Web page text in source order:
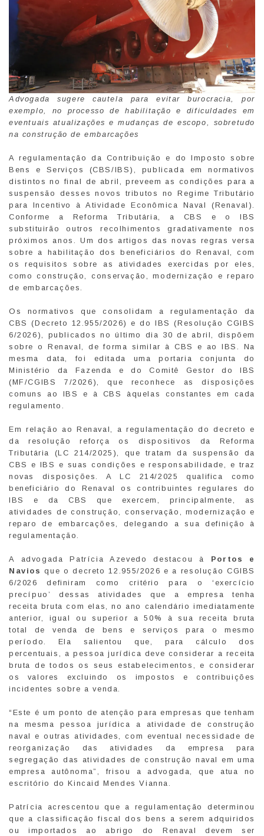
Advogada sugere cautela para evitar burocracia, por
exemplo, no processo de habilitação e dificuldades em
eventuais atualizações e mudanças de escopo, sobretudo
na construção de embarcações
A regulamentação da Contribuição e do Imposto sobre
Bens e Serviços (CBS/IBS), publicada em normativos
distintos no final de abril, preveem as condições para a
suspensão desses novos tributos no Regime Tributário
para Incentivo à Atividade Econômica Naval (Renaval).
Conforme a Reforma Tributária, a CBS e o IBS
substituirão outros recolhimentos gradativamente nos
próximos anos. Um dos artigos das novas regras versa
sobre a habilitação dos beneficiários do Renaval, com
os requisitos sobre as atividades exercidas por eles,
como construção, conservação, modernização e reparo
de embarcações.
Os normativos que consolidam a regulamentação da
CBS (Decreto 12.955/2026) e do IBS (Resolução CGIBS
6/2026), publicados no último dia 30 de abril, dispõem
sobre o Renaval, de forma similar à CBS e ao IBS. Na
mesma data, foi editada uma portaria conjunta do
Ministério da Fazenda e do Comitê Gestor do IBS
(MF/CGIBS 7/2026), que reconhece as disposições
comuns ao IBS e à CBS àquelas constantes em cada
regulamento.
Em relação ao Renaval, a regulamentação do decreto e
da resolução reforça os dispositivos da Reforma
Tributária (LC 214/2025), que tratam da suspensão da
CBS e IBS e suas condições e responsabilidade, e traz
novas disposições. A LC 214/2025 qualifica como
beneficiário do Renaval os contribuintes regulares do
IBS e da CBS que exercem, principalmente, as
atividades de construção, conservação, modernização e
reparo de embarcações, delegando a sua definição à
regulamentação.
A advogada Patrícia Azevedo destacou à Portos e
Navios que o decreto 12.955/2026 e a resolução CGIBS
6/2026 definiram como critério para o ‘exercício
precípuo’ dessas atividades que a empresa tenha
receita bruta com elas, no ano calendário imediatamente
anterior, igual ou superior a 50% à sua receita bruta
total de venda de bens e serviços para o mesmo
período. Ela salientou que, para cálculo dos
percentuais, a pessoa jurídica deve considerar a receita
bruta de todos os seus estabelecimentos, e considerar
os valores excluindo os impostos e contribuições
incidentes sobre a venda.
“Este é um ponto de atenção para empresas que tenham
na mesma pessoa jurídica a atividade de construção
naval e outras atividades, com eventual necessidade de
reorganização das atividades da empresa para
segregação das atividades de construção naval em uma
empresa autônoma”, frisou a advogada, que atua no
escritório do Kincaid Mendes Vianna.
Patrícia acrescentou que a regulamentação determinou
que a classificação fiscal dos bens a serem adquiridos
ou importados ao abrigo do Renaval devem ser